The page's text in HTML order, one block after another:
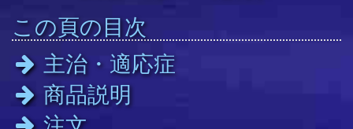
この頁の目次
主治・適応症
商品説明